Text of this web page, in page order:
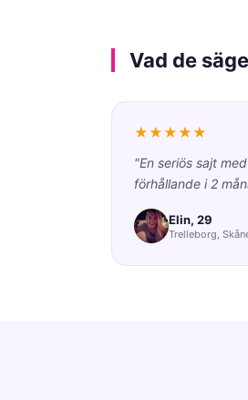
Vad de
★★★★★
"En seriös sajt
förhållande i 2
Elin, 29
Trelleborg,